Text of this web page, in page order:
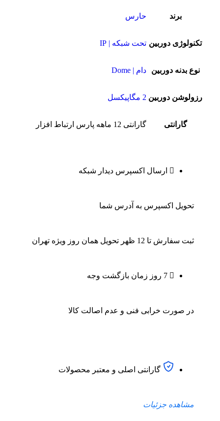
برند حارس
تکنولوژی دوربین تحت شبکه | IP
نوع بدنه دوربین دام | Dome
رزولوشن دوربین 2 مگاپیکسل
گارانتی گارانتی 12 ماهه پارس ارتباط افزار
ارسال اکسپرس دیدار شبکه
تحویل اکسپرس به آدرس شما
ثبت سفارش تا 12 ظهر تحویل همان روز ویژه تهران
7 روز زمان بازگشت وجه
در صورت خرابی فنی و عدم اصالت کالا
گارانتی اصلی و معتبر محصولات
مشاهده جزئیات